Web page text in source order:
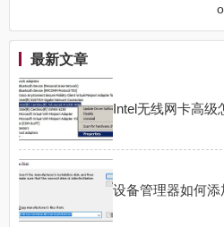
最新文章
Intel无线网卡高级
设备管理器如何